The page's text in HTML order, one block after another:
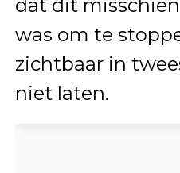
dat dit
was om te
zichtbaar in
niet laten.